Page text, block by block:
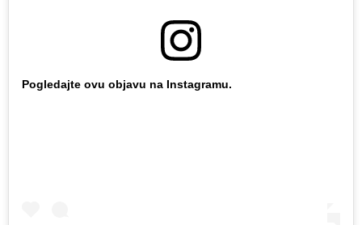
Pogledajte ovu objavu na Instagramu.